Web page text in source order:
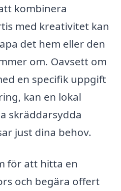
kombinera
med kreativitet kan
det hem eller den
om. Oavsett om
en specifik uppgift
kan en lokal
skräddarsydda
just dina behov.
för att hitta en
och begära offert